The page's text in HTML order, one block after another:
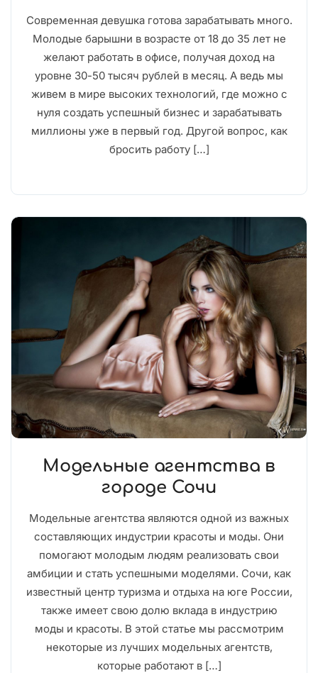
Современная девушка готова зарабатывать много.
Молодые барышни в возрасте от 18 до 35 лет не
желают работать в офисе, получая доход на
уровне 30-50 тысяч рублей в месяц. А ведь мы
живем в мире высоких технологий, где можно с
нуля создать успешный бизнес и зарабатывать
миллионы уже в первый год. Другой вопрос, как
бросить работу […]
Модельные агентства в
городе Сочи
Модельные агентства являются одной из важных
составляющих индустрии красоты и моды. Они
помогают молодым людям реализовать свои
амбиции и стать успешными моделями. Сочи, как
известный центр туризма и отдыха на юге России,
также имеет свою долю вклада в индустрию
моды и красоты. В этой статье мы рассмотрим
некоторые из лучших модельных агентств,
которые работают в […]